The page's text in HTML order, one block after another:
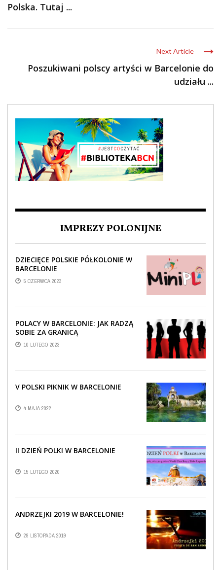
Polska. Tutaj ...
Next Article
Poszukiwani polscy artyści w Barcelonie do
udziału ...
IMPREZY POLONIJNE
DZIECIĘCE POLSKIE PÓŁKOLONIE W
BARCELONIE
5 CZERWCA 2023
POLACY W BARCELONIE: JAK RADZĄ
SOBIE ZA GRANICĄ
10 LUTEGO 2023
V POLSKI PIKNIK W BARCELONIE
4 MAJA 2022
II DZIEŃ POLKI W BARCELONIE
15 LUTEGO 2020
ANDRZEJKI 2019 W BARCELONIE!
29 LISTOPADA 2019